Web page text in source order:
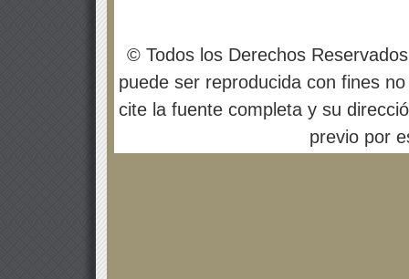
© Todos los Derechos
puede ser reproducida con fines
cite la fuente completa y su
previo por